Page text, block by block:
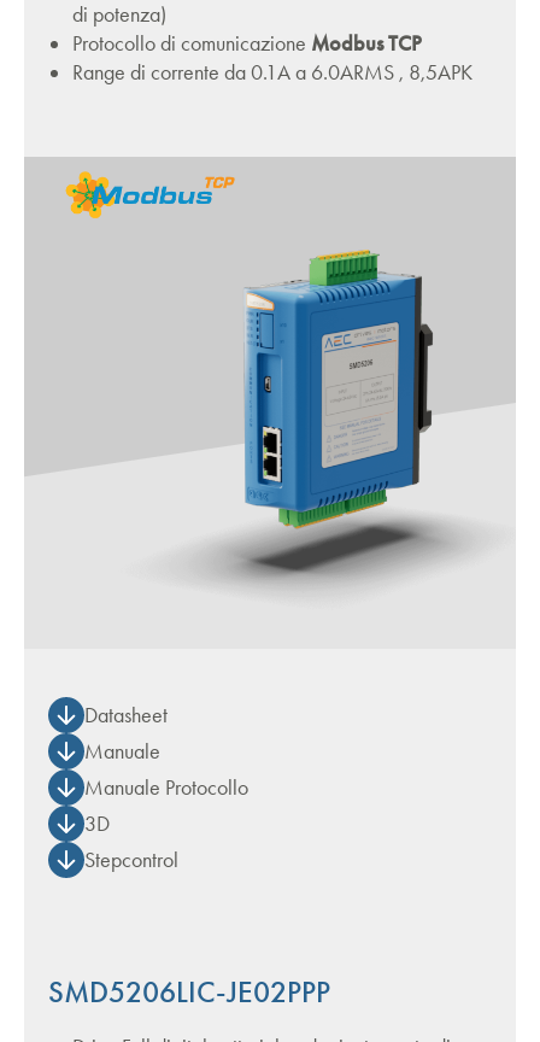
di potenza)
Protocollo di comunicazione Modbus TCP
Range di corrente da 0.1A a 6.0ARMS , 8,5APK
Datasheet
Manuale
Manuale Protocollo
3D
Stepcontrol
SMD5206LIC-JE02PPP